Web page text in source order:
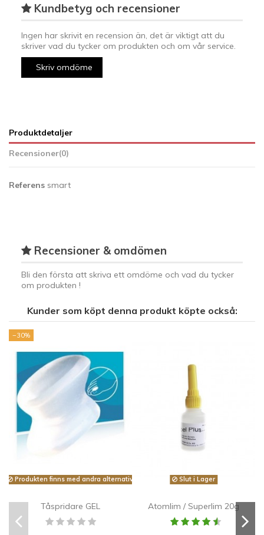
Kundbetyg och recensioner
Ingen har skrivit en recension än, det är viktigt att du
skriver vad du tycker om produkten och om vår service.
Skriv omdöme
Produktdetaljer
Recensioner(0)
Referens smart
Recensioner & omdömen
Bli den första att skriva ett omdöme och vad du tycker
om produkten !
Kunder som köpt denna produkt köpte också:
−30%
Produkten finns med andra alternativ
Tåspridare GEL
Slut i Lager
Atomlim / Superlim 20g